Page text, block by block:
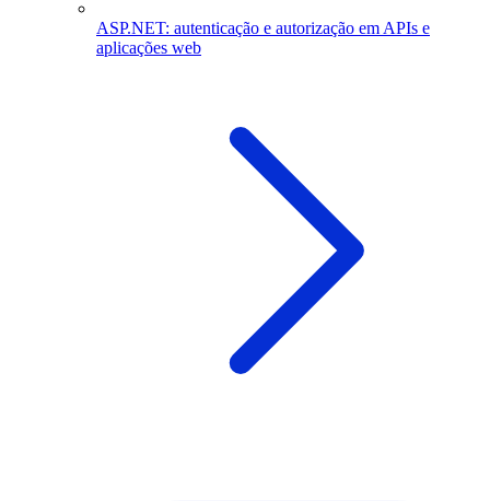
ASP.NET: autenticação e autorização em APIs e
aplicações web